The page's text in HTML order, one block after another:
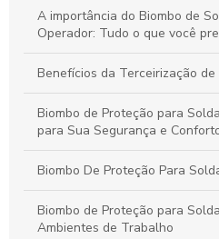
A importância do Biombo de
Operador: Tudo o que você
Benefícios da Terceirização
Biombo de Proteção para
para Sua Segurança e
Biombo De Proteção Para
Biombo de Proteção para
Ambientes de Trabalho